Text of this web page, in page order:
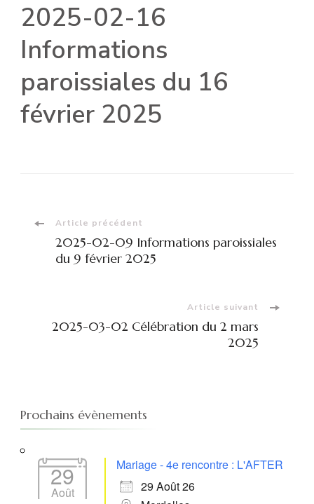
2025-02-16
Informations
paroissiales du 16
février 2025
Navigation
d'article
Article précédent
2025-02-09 Informations paroissiales
du 9 février 2025
Article suivant
2025-03-02 Célébration du 2 mars
2025
Prochains évènements
29
Août
Mariage - 4e rencontre : L'AFTER
29 Août 26